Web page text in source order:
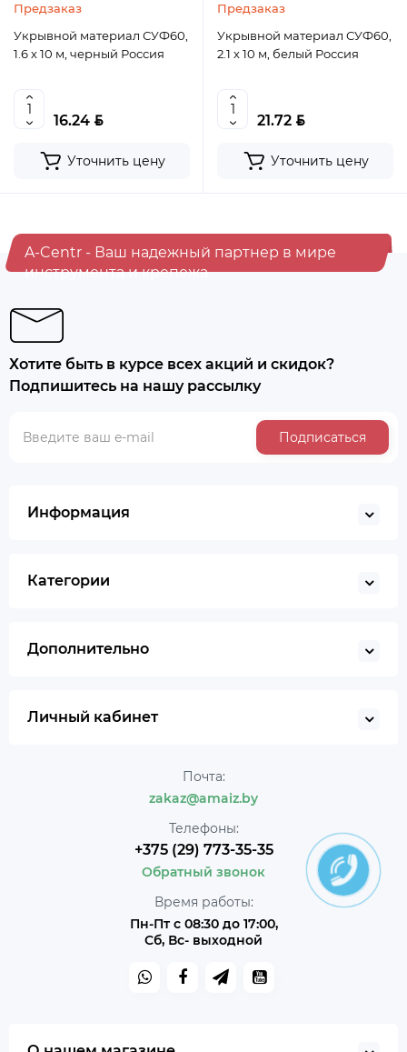
Предзаказ
Укрывной материал СУФ60,
1.6 х 10 м, черный Россия
16.24 BYN
Уточнить цену
Предзаказ
Укрывной материал СУФ60,
2.1 х 10 м, белый Россия
21.72 BYN
Уточнить цену
A-Centr - Ваш надежный партнер в мире
инструмента и крепежа
Хотите быть в курсе всех акций и скидок?
Подпишитесь на нашу рассылку
Подписаться
Информация
Категории
Дополнительно
Личный кабинет
Почта:
zakaz@amaiz.by
Телефоны:
+375 (29) 773-35-35
Обратный звонок
Время работы:
Пн-Пт с 08:30 до 17:00,
Сб, Вс- выходной